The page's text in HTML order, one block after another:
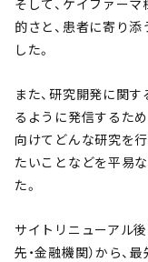
的さと、患者に寄り
した。
また、研究開発に関
るように発信するた
向けてどんな研究を
たいことなどを平易
た。
サイトリニューアル後
先・金融機関）から、